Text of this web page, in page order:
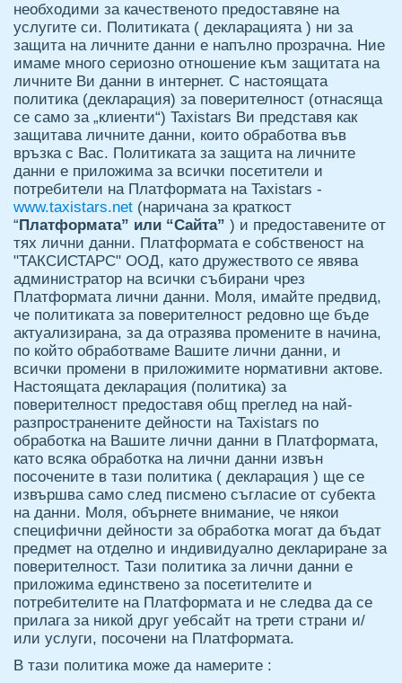
необходими за качественото предоставяне на
услугите си. Политиката ( декларацията ) ни за
защита на личните данни е напълно прозрачна. Ние
имаме много сериозно отношение към защитата на
личните Ви данни в интернет. С настоящата
политика (декларация) за поверителност (отнасяща
се само за „клиенти“) Taxistars Ви представя как
защитава личните данни, които обработва във
връзка с Вас. Политиката за защита на личните
данни е приложима за всички посетители и
потребители на Платформата на Taxistars -
www.taxistars.net (наричана за краткост
“Платформата” или “Сайта” ) и предоставените от
тях лични данни. Платформата е собственост на
"ТАКСИСТАРС" ООД, като дружеството се явява
администратор на всички събирани чрез
Платформата лични данни. Моля, имайте предвид,
че политиката за поверителност редовно ще бъде
актуализирана, за да отразява промените в начина,
по който обработваме Вашите лични данни, и
всички промени в приложимите нормативни актове.
Настоящата декларация (политика) за
поверителност предоставя общ преглед на най-
разпространените дейности на Taxistars по
обработка на Вашите лични данни в Платформата,
като всяка обработка на лични данни извън
посочените в тази политика ( декларация ) ще се
извършва само след писмено съгласие от субекта
на данни. Моля, обърнете внимание, че някои
специфични дейности за обработка могат да бъдат
предмет на отделно и индивидуално деклариране за
поверителност. Тази политика за лични данни е
приложима единствено за посетителите и
потребителите на Платформата и не следва да се
прилага за никой друг уебсайт на трети страни и/
или услуги, посочени на Платформата.
В тази политика може да намерите :